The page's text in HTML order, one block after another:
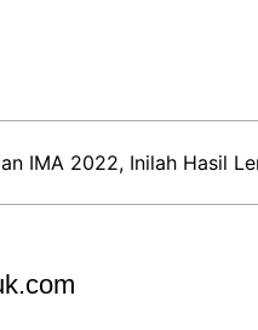
IMA 2022, Inilah Hasil